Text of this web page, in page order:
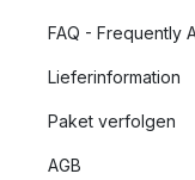
FAQ - Frequently
Lieferinformation
Paket verfolgen
AGB